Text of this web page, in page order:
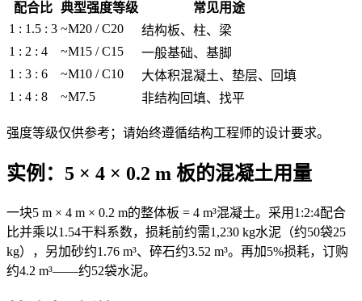
配合比 典型强度等级
常见用途
1 : 1.5 : 3 ~M20 / C20
结构板、柱、梁
1 : 2 : 4
~M15 / C15
一般基础、基脚
1 : 3 : 6
~M10 / C10
大体积混凝土、垫层、回填
1 : 4 : 8
~M7.5 非结构回填、找平
强度等级仅供参考；请始终遵循结构工程师的设计要求。
实例：5 × 4 × 0.2 m 板的混凝土用量
一块5 m × 4 m × 0.2 m的整体板 = 4 m³混凝土。采用1:2:4配合
比并乘以1.54干料系数，损耗前约需1,230 kg水泥（约50袋25
kg），另加砂约1.76 m³、碎石约3.52 m³。再加5%损耗，订购
约4.2 m³——约52袋水泥。